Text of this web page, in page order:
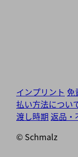
インプリント 免
払い方法につい
渡し時期 返品・
© Schmalz